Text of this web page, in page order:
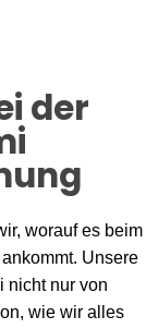
der
worauf es beim
Unsere
nicht nur von
wie wir alles